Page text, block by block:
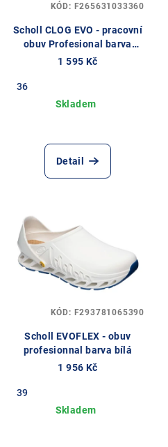
oScholl CLOG EVO - pracovní
obuv Profesional barva
fialová
1 595 Kč
36
Detail
KÓD: F265631033360
Scholl EVOFLEX - obuv
profesionnal barva bílá
1 956 Kč
39
KÓD: F293781065390